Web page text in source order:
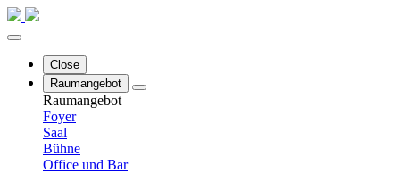
Close
Raumangebot
Raumangebot
Foyer
Saal
Bühne
Office und Bar